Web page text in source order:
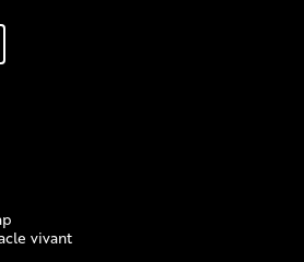
vivant